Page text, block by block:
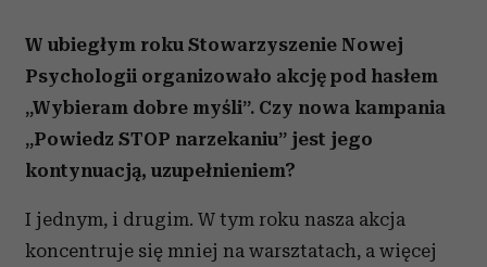
W ubiegłym roku Stowarzyszenie Nowej
Psychologii organizowało akcję pod hasłem
„Wybieram dobre myśli”. Czy nowa kampania
„Powiedz STOP narzekaniu” jest jego
kontynuacją, uzupełnieniem?
I jednym, i drugim. W tym roku nasza akcja
koncentruje się mniej na warsztatach, a więcej